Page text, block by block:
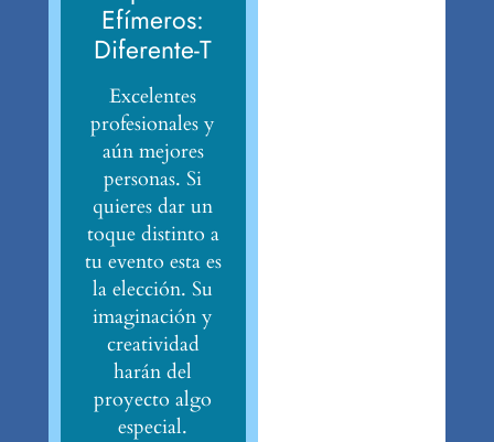
Efímeros:
Diferente-T
Excelentes
profesionales y
aún mejores
personas. Si
quieres dar un
toque distinto a
tu evento esta es
la elección. Su
imaginación y
creatividad
harán del
proyecto algo
especial.